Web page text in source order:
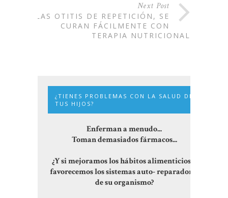
Next Post
LAS OTITIS DE REPETICIÓN, SE
CURAN FÁCILMENTE CON
TERAPIA NUTRICIONAL
¿TIENES PROBLEMAS CON LA SALUD DE
TUS HIJOS?
Enferman a menudo...
Toman demasiados fármacos...
¿Y si mejoramos los hábitos alimenticios y
favorecemos los sistemas auto- reparadores
de su organismo?